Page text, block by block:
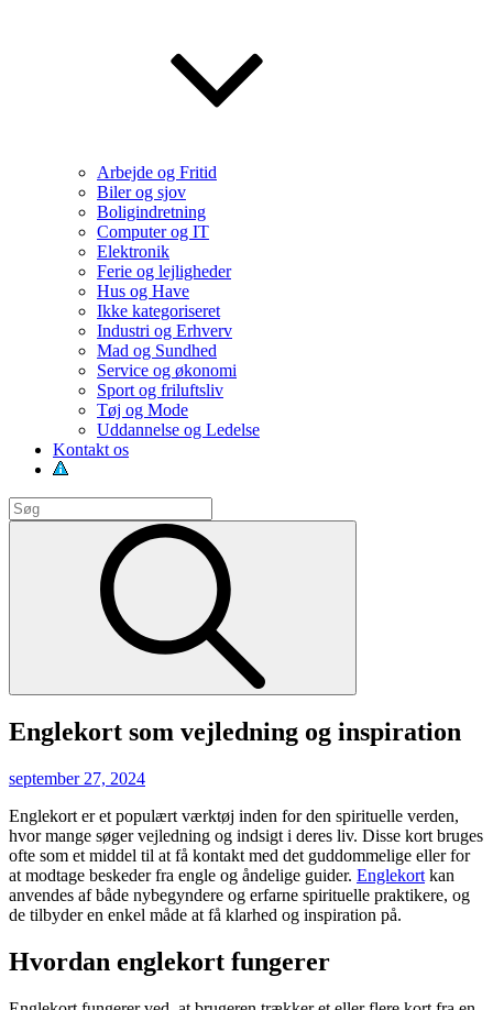
Arbejde og Fritid
Biler og sjov
Boligindretning
Computer og IT
Elektronik
Ferie og lejligheder
Hus og Have
Ikke kategoriseret
Industri og Erhverv
Mad og Sundhed
Service og økonomi
Sport og friluftsliv
Tøj og Mode
Uddannelse og Ledelse
Kontakt os
Search
for:
Englekort som vejledning og inspiration
Posted
september 27, 2024
Englekort er et populært værktøj inden for den spirituelle verden,
hvor mange søger vejledning og indsigt i deres liv. Disse kort bruges
ofte som et middel til at få kontakt med det guddommelige eller for
at modtage beskeder fra engle og åndelige guider. Englekort kan
anvendes af både nybegyndere og erfarne spirituelle praktikere, og
de tilbyder en enkel måde at få klarhed og inspiration på.
Hvordan englekort fungerer